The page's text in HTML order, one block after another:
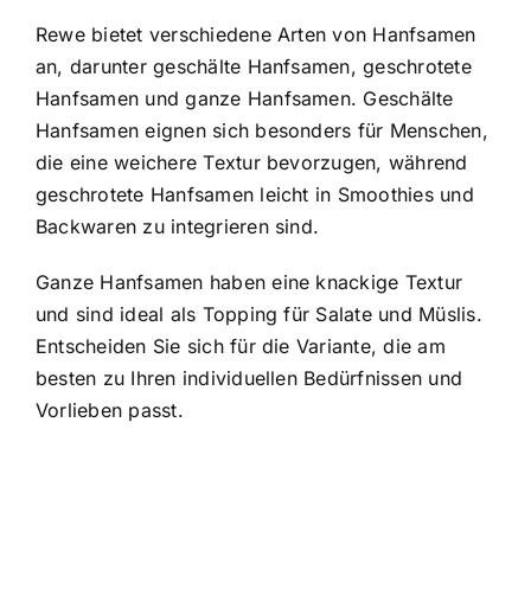
Rewe bietet verschiedene Arten von Hanfsamen
an, darunter geschälte Hanfsamen, geschrotete
Hanfsamen und ganze Hanfsamen. Geschälte
Hanfsamen eignen sich besonders für Menschen,
die eine weichere Textur bevorzugen, während
geschrotete Hanfsamen leicht in Smoothies und
Backwaren zu integrieren sind.
Ganze Hanfsamen haben eine knackige Textur
und sind ideal als Topping für Salate und Müslis.
Entscheiden Sie sich für die Variante, die am
besten zu Ihren individuellen Bedürfnissen und
Vorlieben passt.